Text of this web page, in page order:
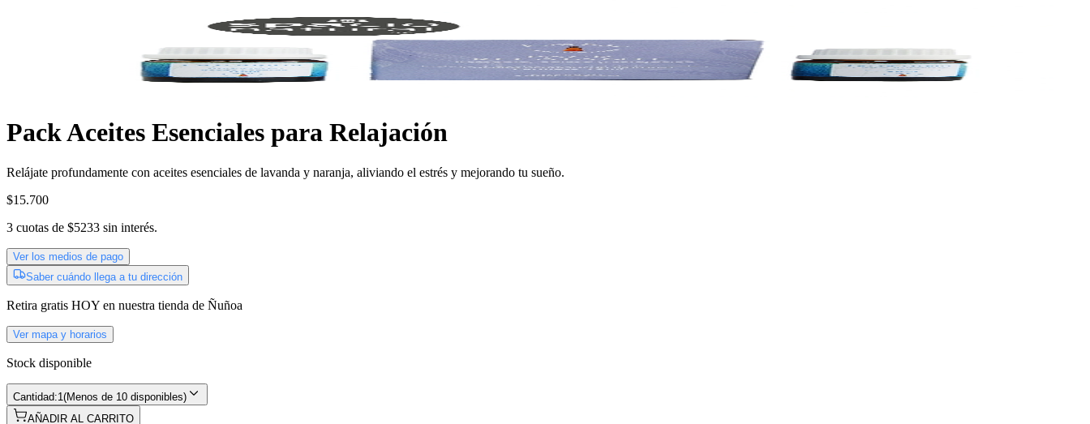
Pack Aceites Esenciales para Relajación
Relájate profundamente con aceites esenciales de lavanda y naranja, aliviando el estrés y mejorando tu sueño.
$15.700
3 cuotas de $5233 sin interés.
Ver los medios de pago
Saber cuándo llega a tu dirección
Retira gratis HOY en nuestra tienda de Ñuñoa
Ver mapa y horarios
Stock disponible
Cantidad:1 (Menos de 10 disponibles)
AÑADIR AL CARRITO